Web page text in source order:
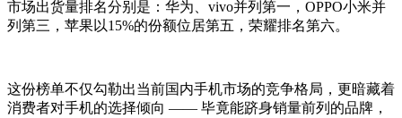
市场出货量排名分别是： 华为、vivo并列第一，OPPO小米并
列第三，苹果以15%的份额位居第五，荣耀排名第六。
这份榜单不仅勾勒出当前国内手机市场的竞争格局，更暗藏着
消费者对手机的选择倾向 —— 毕竟能跻身销量前列的品牌，